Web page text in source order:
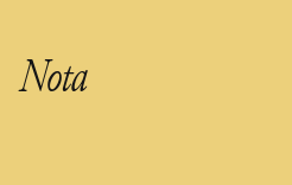
Nota